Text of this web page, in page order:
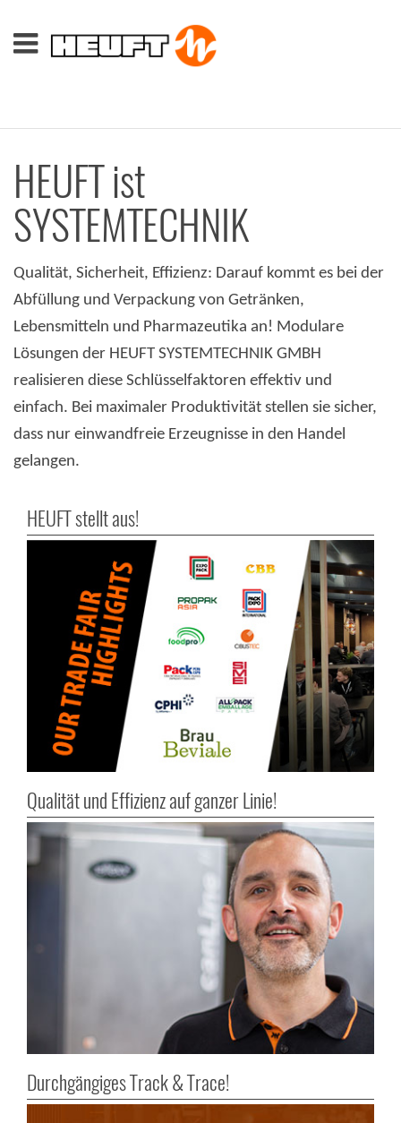
HEUFT ist
SYSTEMTECHNIK
Qualität, Sicherheit, Effizienz: Darauf kommt es bei der
Abfüllung und Verpackung von Getränken,
Lebensmitteln und Pharmazeutika an! Modulare
Lösungen der HEUFT SYSTEMTECHNIK GMBH
realisieren diese Schlüsselfaktoren effektiv und
einfach. Bei maximaler Produktivität stellen sie sicher,
dass nur einwandfreie Erzeugnisse in den Handel
gelangen.
HEUFT stellt aus!
Qualität und Effizienz auf ganzer Linie!
Durchgängiges Track & Trace!